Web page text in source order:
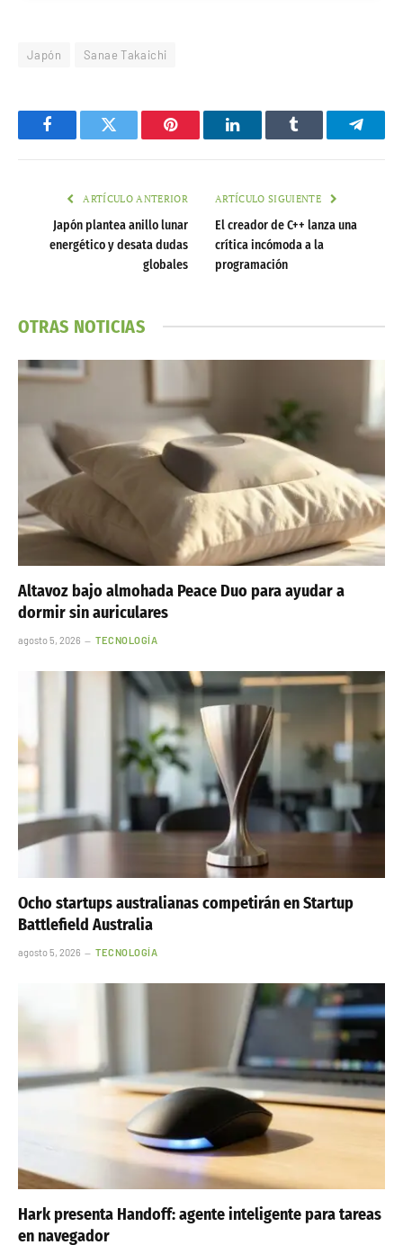
Japón Sanae Takaichi
FacebookTwitter Pinterest LinkedInTumblr
ARTÍCULO ANTERIOR
Japón plantea anillo lunar
energético y desata dudas
globales
ARTÍCULO SIGUIENTE
El creador de C++ lanza una
crítica incómoda a la
programación
OTRAS NOTICIAS
Altavoz bajo almohada Peace Duo para ayudar a
dormir sin auriculares
agosto 5, 2026 TECNOLOGÍA
Ocho startups australianas competirán en Startup
Battlefield Australia
agosto 5, 2026 TECNOLOGÍA
Hark presenta Handoff: agente inteligente para tareas
en navegador